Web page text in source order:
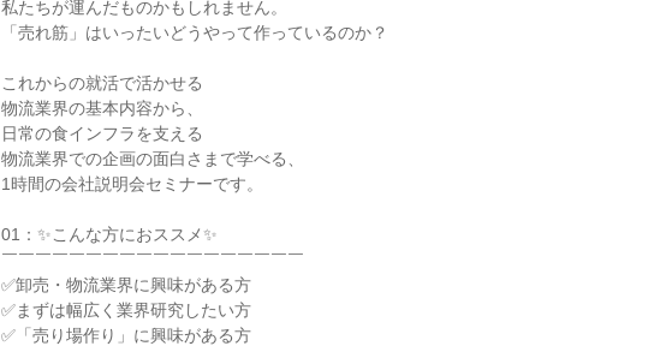
私たちが運んだものかもしれません。
「売れ筋」はいったいどうやって作っているのか？
これからの就活で活かせる
物流業界の基本内容から、
日常の食インフラを支える
物流業界での企画の面白さまで学べる、
1時間の会社説明会セミナーです。
01：✨こんな方におススメ✨
￣￣￣￣￣￣￣￣￣￣￣￣￣￣￣￣￣￣
✅卸売・物流業界に興味がある方
✅まずは幅広く業界研究したい方
✅「売り場作り」に興味がある方